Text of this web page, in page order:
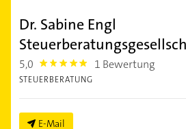
Dr. Sabine Engl
5,0 5.0 1 Bewertung
STEUERBERATUNG
E-Mail